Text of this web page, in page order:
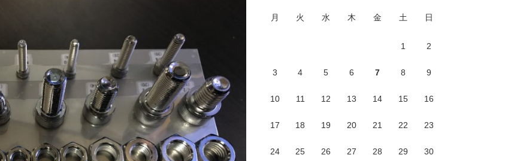
月 火 水 木 金 土 日
1 2
3 4 5 6 7 8 9
10 11 12 13 14 15 16
17 18 19 20 21 22 23
24 25 26 27 28 29 30